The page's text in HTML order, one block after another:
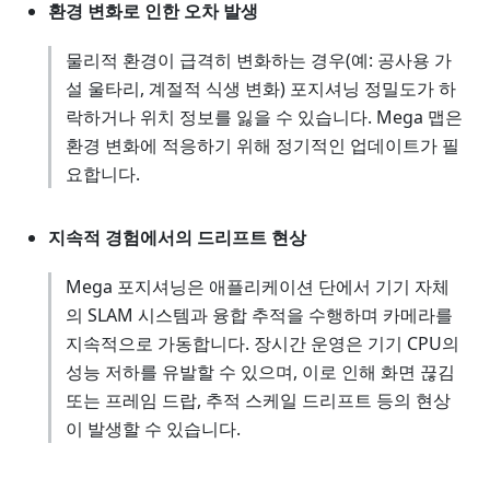
환경 변화로 인한 오차 발생
물리적 환경이 급격히 변화하는 경우(예: 공사용 가
설 울타리, 계절적 식생 변화) 포지셔닝 정밀도가 하
락하거나 위치 정보를 잃을 수 있습니다. Mega 맵은
환경 변화에 적응하기 위해 정기적인 업데이트가 필
요합니다.
지속적 경험에서의 드리프트 현상
Mega 포지셔닝은 애플리케이션 단에서 기기 자체
의 SLAM 시스템과 융합 추적을 수행하며 카메라를
지속적으로 가동합니다. 장시간 운영은 기기 CPU의
성능 저하를 유발할 수 있으며, 이로 인해 화면 끊김
또는 프레임 드랍, 추적 스케일 드리프트 등의 현상
이 발생할 수 있습니다.